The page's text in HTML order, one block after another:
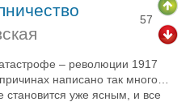
57
– революции 1917
написано так много…
становится уже ясным, и все